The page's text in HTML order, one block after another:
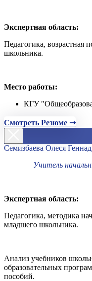
Экспертная область:
Педагогика, возрастная
школьника.
Место работы:
КГУ
Смотреть Резюме ➝
Семизбаева Олеся
Учитель
Экспертная область:
Педагогика, методика
младшего школьника.
Анализ учебников
образовательных
пособий.